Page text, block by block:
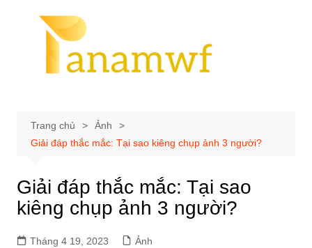
Trang chủ
Ảnh
Giải đáp thắc mắc: Tại sao kiêng chụp ảnh 3 người?
Giải đáp thắc mắc: Tại sao
kiêng chụp ảnh 3 người?
Tháng 4 19, 2023 Ảnh